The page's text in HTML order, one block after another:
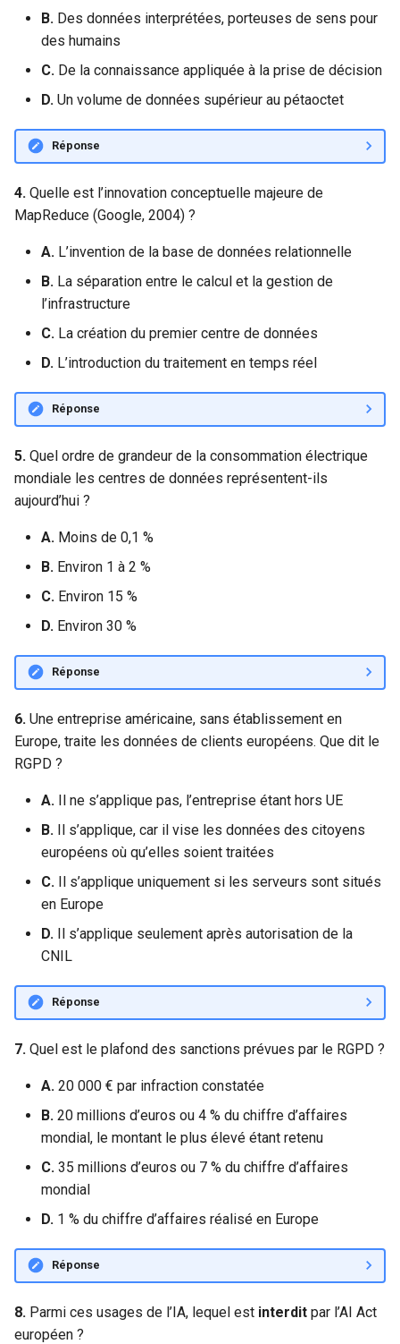
B. Des données interprétées, porteuses de sens pour
des humains
C. De la connaissance appliquée à la prise de décision
D. Un volume de données supérieur au pétaoctet
Réponse
4. Quelle est l’innovation conceptuelle majeure de
MapReduce (Google, 2004) ?
A. L’invention de la base de données relationnelle
B. La séparation entre le calcul et la gestion de
l’infrastructure
C. La création du premier centre de données
D. L’introduction du traitement en temps réel
Réponse
5. Quel ordre de grandeur de la consommation électrique
mondiale les centres de données représentent-ils
aujourd’hui ?
A. Moins de 0,1 %
B. Environ 1 à 2 %
C. Environ 15 %
D. Environ 30 %
Réponse
6. Une entreprise américaine, sans établissement en
Europe, traite les données de clients européens. Que dit le
RGPD ?
A. Il ne s’applique pas, l’entreprise étant hors UE
B. Il s’applique, car il vise les données des citoyens
européens où qu’elles soient traitées
C. Il s’applique uniquement si les serveurs sont situés
en Europe
D. Il s’applique seulement après autorisation de la
CNIL
Réponse
7. Quel est le plafond des sanctions prévues par le RGPD ?
A. 20 000 € par infraction constatée
B. 20 millions d’euros ou 4 % du chiffre d’affaires
mondial, le montant le plus élevé étant retenu
C. 35 millions d’euros ou 7 % du chiffre d’affaires
mondial
D. 1 % du chiffre d’affaires réalisé en Europe
Réponse
8. Parmi ces usages de l’IA, lequel est interdit par l’AI Act
européen ?